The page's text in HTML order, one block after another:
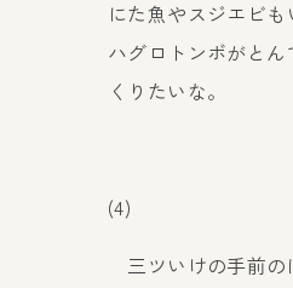
にた魚やスジエビ
ハグロトンボがと
くりたいな。
(4)
三ツいけの手前の